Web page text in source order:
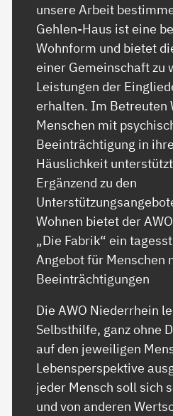
unsere Arbeit
Gehlen-Haus ist eine
Wohnform und bietet
einer Gemeinschaft zu
Leistungen der
erhalten. Im Betreuten
Menschen mit
Beeinträchtigung in
Häuslichkeit
Ergänzend zu den
Wohnen bietet der
„Die Fabrik“ ein
Angebot für Menschen
Beeinträchtigungen
Die AWO Niederrhein
Selbsthilfe, ganz ohne
auf den jeweiligen
Lebensperspektive
jeder Mensch soll sich
und von anderen